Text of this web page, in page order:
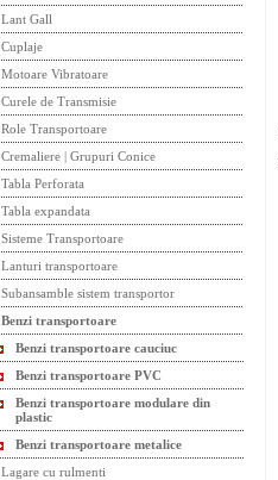
Lant Gall
Cuplaje
Motoare Vibratoare
Curele de Transmisie
Role Transportoare
Cremaliere | Grupuri Conice
Tabla Perforata
Tabla expandata
Sisteme Transportoare
Lanturi transportoare
Subansamble sistem transportor
Benzi transportoare
Benzi transportoare cauciuc
Benzi transportoare PVC
Benzi transportoare modulare din
plastic
Benzi transportoare metalice
Lagare cu rulmenti